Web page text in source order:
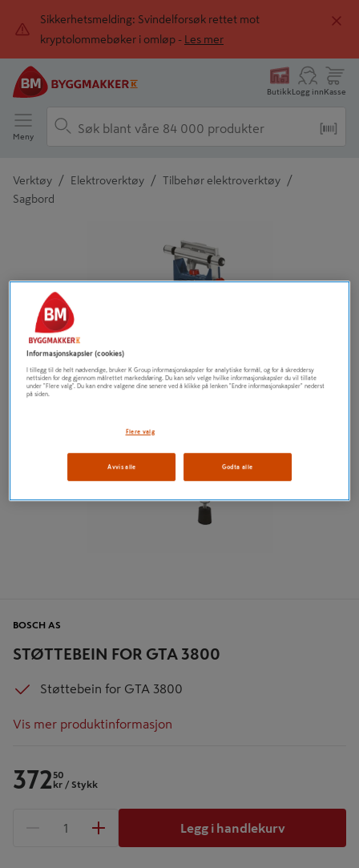
Sikkerhetsmelding: Svindelforsøk rettet mot
kryptolommebøker i omløp -
Les mer
ButikkLogg innKasse
Meny
Verktøy / Elektroverktøy / Tilbehør elektroverktøy /
Sagbord
STØTTEBEIN FOR GTA 3800
BOSCH AS
Støttebein for GTA 3800
Vis mer produktinformasjon
372 50
kr / Stykk
1 produkter
Legg i handlekurv
Informasjonskapsler (cookies)
I tillegg til de helt nødvendige, bruker K Group informasjonskapsler for analytiske formål, og for å skreddersy
nettsiden for deg gjennom målrettet markedsføring. Du kan selv velge hvilke informasjonskapsler du vil tillate
under "Flere valg". Du kan endre valgene dine senere ved å klikke på lenken "Endre informasjonskapsler" nederst
på siden.
Flere valg
Avvis alle Godta alle